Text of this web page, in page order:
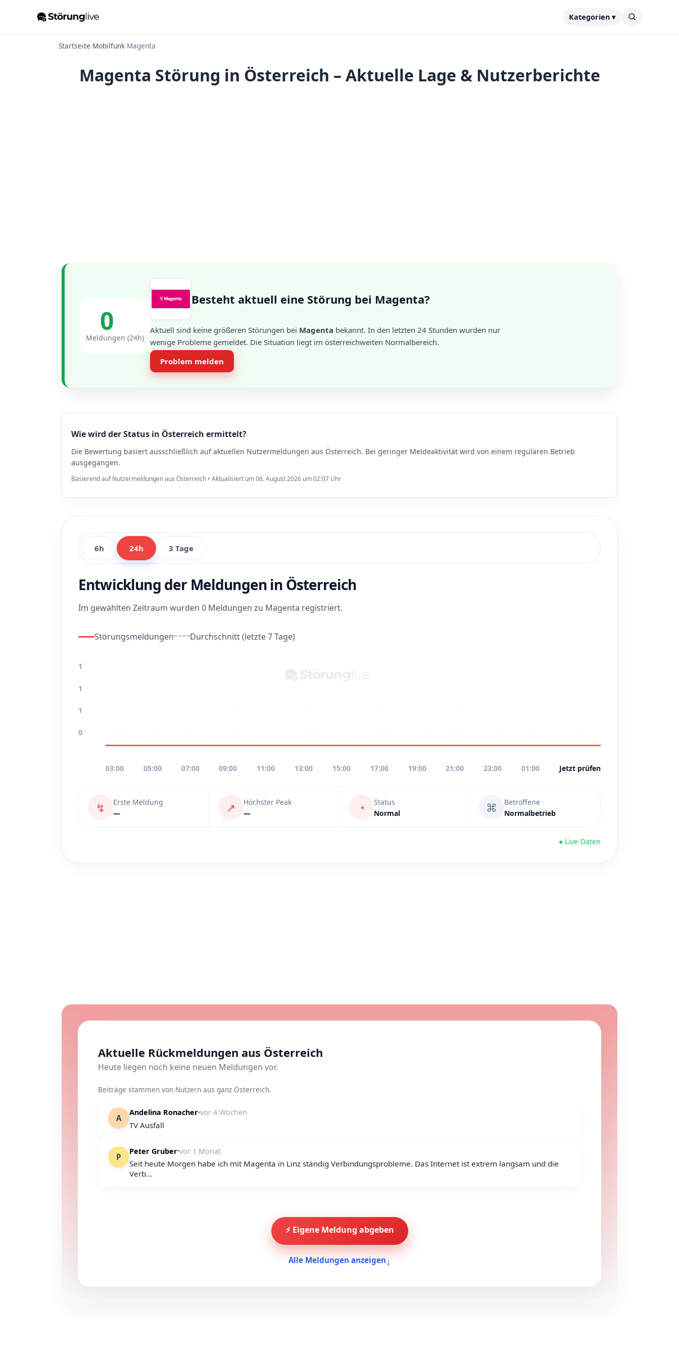
Kategorien ▾
Startseite›Mobilfunk›Magenta
Magenta Störung in Österreich – Aktuelle Lage & Nutzerberichte
0
Meldungen (24h)
Besteht aktuell eine Störung bei Magenta?
Aktuell sind keine größeren Störungen bei Magenta bekannt. In den letzten 24 Stunden wurden nur
wenige Probleme gemeldet. Die Situation liegt im österreichweiten Normalbereich.
Problem melden
Wie wird der Status in Österreich ermittelt?
Die Bewertung basiert ausschließlich auf aktuellen Nutzermeldungen aus Österreich. Bei geringer Meldeaktivität wird von einem regulären Betrieb
ausgegangen.
Basierend auf Nutzermeldungen aus Österreich • Aktualisiert um 06. August 2026 um 02:07 Uhr
6h 24h 3 Tage
Entwicklung der Meldungen in Österreich
Im gewählten Zeitraum wurden 0 Meldungen zu Magenta registriert.
Störungsmeldungen Durchschnitt (letzte 7 Tage)
1
1
1
0
03:00 05:00 07:00 09:00 11:00 13:00 15:00 17:00 19:00 21:00 23:00 01:00 Jetzt prüfen
↯
Erste Meldung
—
↗
Höchster Peak
—
◔
Status
Normal
⌘
Betroffene
Normalbetrieb
● Live-Daten
Aktuelle Rückmeldungen aus Österreich
Heute liegen noch keine neuen Meldungen vor.
Beiträge stammen von Nutzern aus ganz Österreich.
A
Andelina Ronacher vor 4 Wochen
TV Ausfall
P
Peter Gruber vor 1 Monat
Seit heute Morgen habe ich mit Magenta in Linz ständig Verbindungsprobleme. Das Internet ist extrem langsam und die
Verb...
⚡ Eigene Meldung abgeben
Alle Meldungen anzeigen ↓